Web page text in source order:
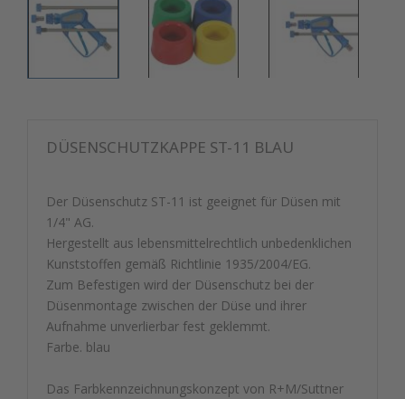
DÜSENSCHUTZKAPPE ST-11 BLAU
Der Düsenschutz ST-11 ist geeignet für Düsen mit
1/4" AG.
Hergestellt aus lebensmittelrechtlich unbedenklichen
Kunststoffen gemäß Richtlinie 1935/2004/EG.
Zum Befestigen wird der Düsenschutz bei der
Düsenmontage zwischen der Düse und ihrer
Aufnahme unverlierbar fest geklemmt.
Farbe. blau
Das Farbkennzeichnungskonzept von R+M/Suttner